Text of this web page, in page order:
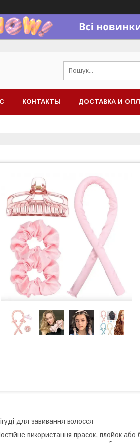
КОНТАКТЫ ДОСТАВКА И
для завивання волосся
використання прасок, плойок